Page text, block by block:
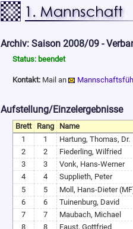
Archiv: Saison 2008/09 -
Status: beendet
Kontakt: Mail an
Aufstellung/Einzelergebnisse
Brett Rang
Name
1
1
Hartung, Thomas, Dr.
2
2
Fiederling, Wilfried
3
3
Vonk, Hans-Werner
4
4
Supplieth, Peter
5
5
Moll, Hans-Dieter
6
6
Tuinenburg, David
7
7
Maubach, Michael
8
8
Faust, Gottfried